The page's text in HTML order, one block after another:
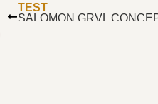
TEST
SALOMON GRVL